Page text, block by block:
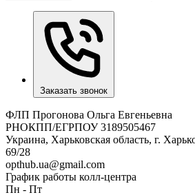
Заказать звонок
ФЛП Прогонова Ольга Евгеньевна
РНОКПП/ЕГРПОУ 3189505467
Украина, Харьковская область, г.
69/28
opthub.ua@gmail.com
График работы колл-центра
Пн - Пт